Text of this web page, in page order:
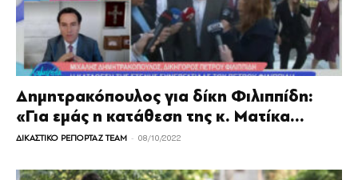
Δημητρακόπουλος για δίκη Φιλιππίδη:
«Για εμάς η κατάθεση της κ. Ματίκα...
ΔΙΚΑΣΤΙΚΟ ΡΕΠΟΡΤΑΖ TEAM - 08/10/2022